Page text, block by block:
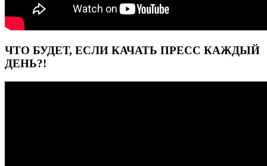
ЧТО БУДЕТ, ЕСЛИ КАЧАТЬ ПРЕСС КАЖДЫЙ
ДЕНЬ?!